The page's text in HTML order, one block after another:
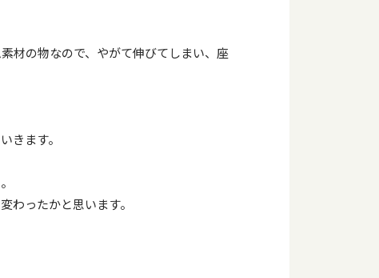
材の物なので、やがて伸びてしまい、座
きます。
わったかと思います。